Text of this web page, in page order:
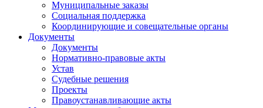
Муниципальные заказы
Социальная поддержка
Координирующие и совещательные органы
Документы
Документы
Нормативно-правовые акты
Устав
Судебные решения
Проекты
Правоустанавливающие акты